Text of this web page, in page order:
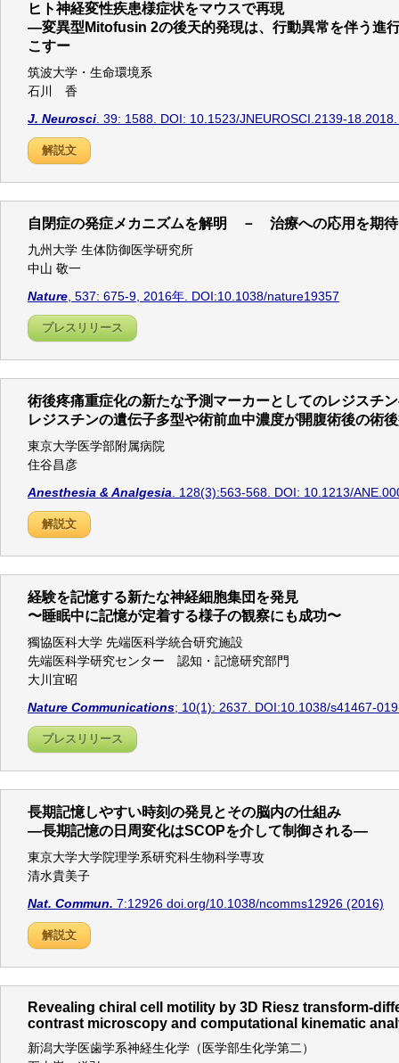
ヒト神経変性疾患様症状をマウスで再現
―変異型Mitofusin 2の後天的発現は、行動異常を伴う進
こすー
筑波大学・生命環境系
石川 香
J. Neurosci . 39: 1588. DOI: 10.1523/JNEUROSCI.2139-
解説文
自閉症の発症メカニズムを解明 － 治療への応用を期待
九州大学 生体防御医学研究所
中山 敬一
Nature , 537: 675-9, 2016年. DOI:10.1038/nature19357
プレスリリース
術後疼痛重症化の新たな予測マーカーとしてのレジスチ
レジスチンの遺伝子多型や術前血中濃度が開腹術後の術
東京大学医学部附属病院
住谷昌彦
Anesthesia & Analgesia . 128(3):563-568. DOI: 10.1213/
解説文
経験を記憶する新たな神経細胞集団を発見
〜睡眠中に記憶が定着する様子の観察にも成功〜
獨協医科大学 先端医科学統合研究施設
先端医科学研究センター 認知・記憶研究部門
大川宜昭
Nature Communications; 10(1): 2637. DOI:10.1038/s41467-
プレスリリース
長期記憶しやすい時刻の発見とその脳内の仕組み
―長期記憶の日周変化はSCOPを介して制御される―
東京大学大学院理学系研究科生物科学専攻
清水貴美子
Nat. Commun. 7:12926 doi.org/10.1038/ncomms12926 (2016)
解説文
Revealing chiral cell motility by 3D Riesz transform-
contrast microscopy and computational kinematic
新潟大学医歯学系神経生化学（医学部生化学第二）